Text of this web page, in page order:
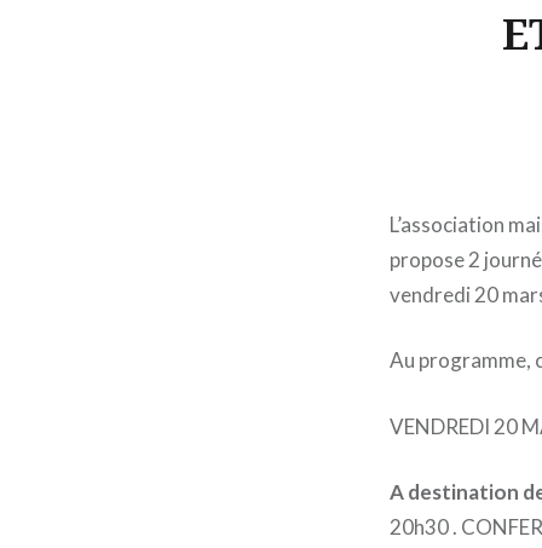
L’association
propose 2
vendredi 20
Au programme,
VENDREDI 20
A destination
20h30 .